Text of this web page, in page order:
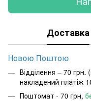
Доставка
Новою Поштою
Відділення – 70 грн.
накладений платіж
Поштомат - 70 грн,